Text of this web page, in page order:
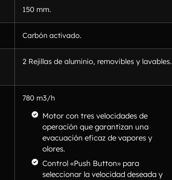
150 mm.
Carbón activado.
2 Rejillas de aluminio, removibles y lavables.
780 m3/h
Motor con tres velocidades de
operación que garantizan una
evacuación eficaz de vapores y
olores.
Control «Push Button» para
seleccionar la velocidad deseada y